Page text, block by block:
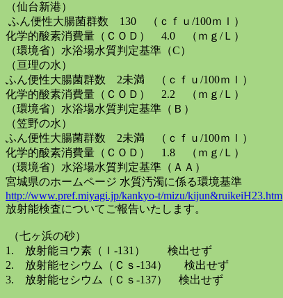
（仙台新港）
ふん便性大腸菌群数 130 （ｃｆｕ/100ｍｌ）
化学的酸素消費量（ＣＯＤ） 4.0 （ｍｇ/Ｌ）
（環境省）水浴場水質判定基準（C）
（亘理の水）
ふん便性大腸菌群数 2未満 （ｃｆｕ/100ｍｌ）
化学的酸素消費量（ＣＯＤ） 2.2 （ｍｇ/Ｌ）
（環境省）水浴場水質判定基準（Ｂ）
（笠野の水）
ふん便性大腸菌群数 2未満 （ｃｆｕ/100ｍｌ）
化学的酸素消費量（ＣＯＤ） 1.8 （ｍｇ/Ｌ）
（環境省）水浴場水質判定基準（ＡＡ）
宮城県のホームページ 水質汚濁に係る環境基準
http://www.pref.miyagi.jp/kankyo-t/mizu/kijun&ruikeiH23.htm
放射能検査についてご報告いたします。
（七ヶ浜の砂）
1. 放射能ヨウ素（Ｉ-131） 検出せず
2. 放射能セシウム（Ｃｓ-134） 検出せず
3. 放射能セシウム（Ｃｓ-137） 検出せず